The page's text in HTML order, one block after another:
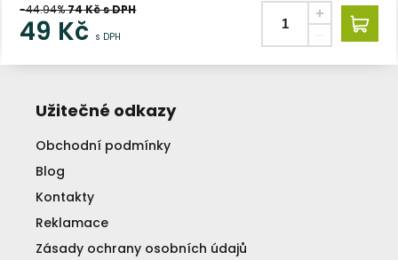
-44.94%74Kč s DPH
49 Kč s DPH
Užitečné odkazy
Obchodní podmínky
Blog
Kontakty
Reklamace
Zásady ochrany osobních údajů